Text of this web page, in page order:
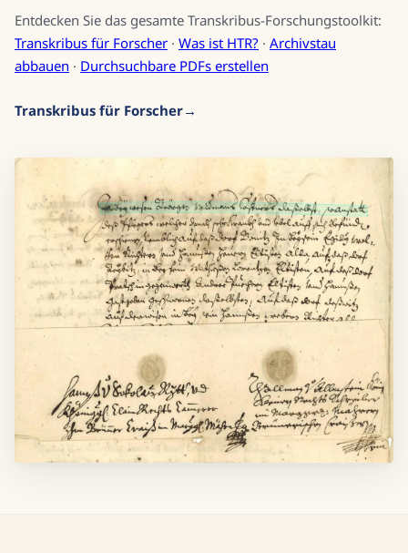
Mehr für Forschende
Entdecken Sie das gesamte Transkribus-Forschungstoolkit:
Transkribus für Forscher·Was ist HTR?·